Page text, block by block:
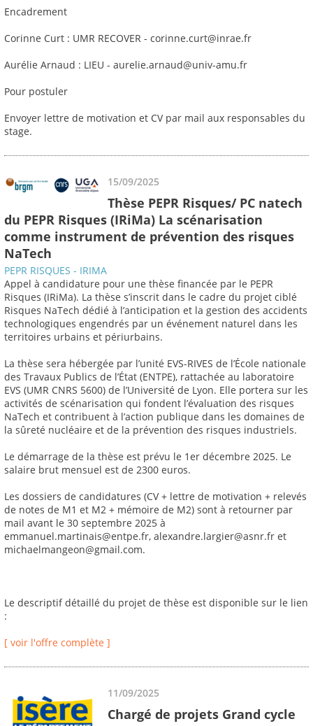
Encadrement
Corinne Curt : UMR RECOVER - corinne.curt@inrae.fr
Aurélie Arnaud : LIEU - aurelie.arnaud@univ-amu.fr
Pour postuler
Envoyer lettre de motivation et CV par mail aux responsables du
stage.
15/09/2025
Thèse PEPR Risques/ PC natech
du PEPR Risques (IRiMa) La scénarisation
comme instrument de prévention des risques
NaTech
PEPR RISQUES - IRIMA
Appel à candidature pour une thèse financée par le PEPR
Risques (IRiMa). La thèse s’inscrit dans le cadre du projet ciblé
Risques NaTech dédié à l’anticipation et la gestion des accidents
technologiques engendrés par un événement naturel dans les
territoires urbains et périurbains.
La thèse sera hébergée par l’unité EVS-RIVES de l’École nationale
des Travaux Publics de l’État (ENTPE), rattachée au laboratoire
EVS (UMR CNRS 5600) de l’Université de Lyon. Elle portera sur les
activités de scénarisation qui fondent l’évaluation des risques
NaTech et contribuent à l’action publique dans les domaines de
la sûreté nucléaire et de la prévention des risques industriels.
Le démarrage de la thèse est prévu le 1er décembre 2025. Le
salaire brut mensuel est de 2300 euros.
Les dossiers de candidatures (CV + lettre de motivation + relevés
de notes de M1 et M2 + mémoire de M2) sont à retourner par
mail avant le 30 septembre 2025 à
emmanuel.martinais@entpe.fr, alexandre.largier@asnr.fr et
michaelmangeon@gmail.com.
Le descriptif détaillé du projet de thèse est disponible sur le lien
:
[ voir l'offre complète ]
11/09/2025
Chargé de projets Grand cycle